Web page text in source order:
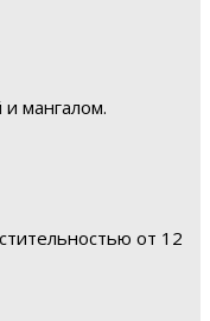
мангалом.
от 12